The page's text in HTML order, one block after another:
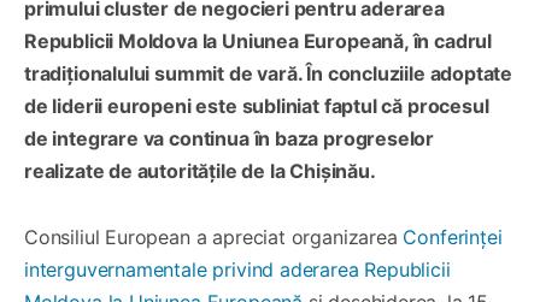
primului cluster de negocieri pentru aderarea
Republicii Moldova la Uniunea Europeană, în cadrul
tradiționalului summit de vară. În concluziile adoptate
de liderii europeni este subliniat faptul că procesul
de integrare va continua în baza progreselor
realizate de autoritățile de la Chișinău.
Consiliul European a apreciat organizarea Conferinței
interguvernamentale privind aderarea Republicii